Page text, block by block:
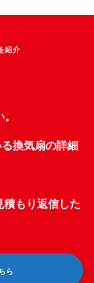
紹介
換気扇の詳細
積もり返信した
ら